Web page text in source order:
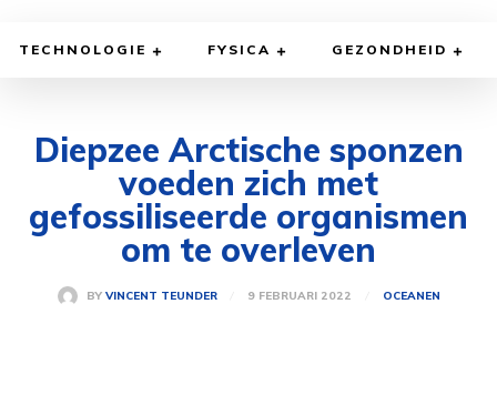
TECHNOLOGIE FYSICA GEZONDHEID
Diepzee Arctische sponzen
voeden zich met
gefossiliseerde organismen
om te overleven
BY VINCENT TEUNDER 9 FEBRUARI 2022 OCEANEN